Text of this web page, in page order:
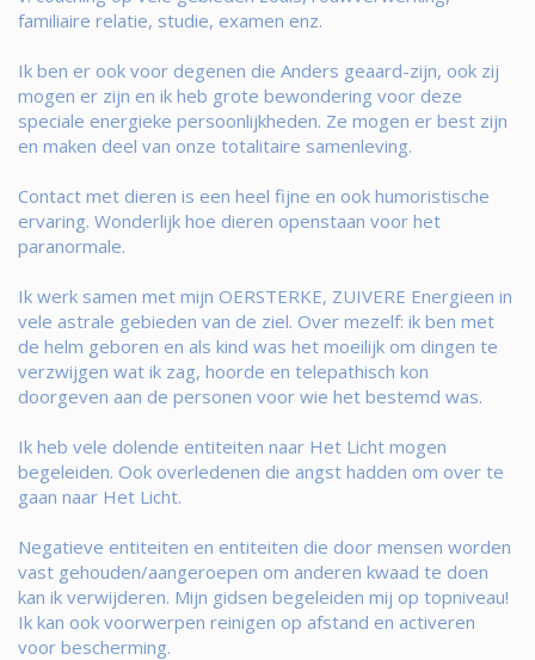
familiaire relatie, studie, examen enz.
Ik ben er ook voor degenen die Anders geaard-zijn, ook zij
mogen er zijn en ik heb grote bewondering voor deze
speciale energieke persoonlijkheden. Ze mogen er best zijn
en maken deel van onze totalitaire samenleving.
Contact met dieren is een heel fijne en ook humoristische
ervaring. Wonderlijk hoe dieren openstaan voor het
paranormale.
Ik werk samen met mijn OERSTERKE, ZUIVERE Energieen in
vele astrale gebieden van de ziel. Over mezelf: ik ben met
de helm geboren en als kind was het moeilijk om dingen te
verzwijgen wat ik zag, hoorde en telepathisch kon
doorgeven aan de personen voor wie het bestemd was.
Ik heb vele dolende entiteiten naar Het Licht mogen
begeleiden. Ook overledenen die angst hadden om over te
gaan naar Het Licht.
Negatieve entiteiten en entiteiten die door mensen worden
vast gehouden/aangeroepen om anderen kwaad te doen
kan ik verwijderen. Mijn gidsen begeleiden mij op topniveau!
Ik kan ook voorwerpen reinigen op afstand en activeren
voor bescherming.